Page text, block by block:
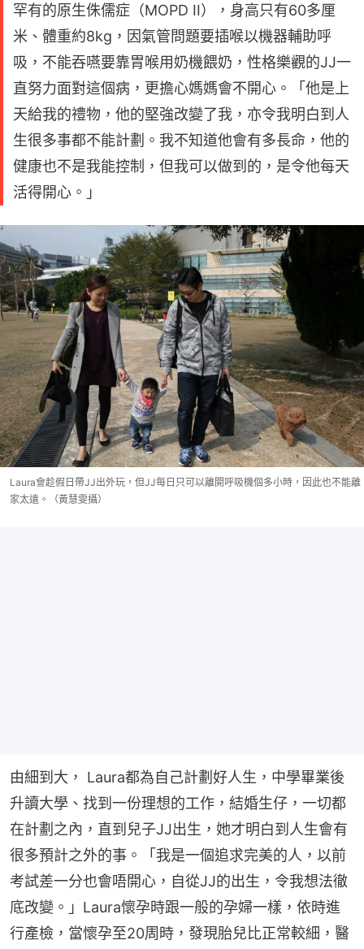
罕有的原生侏儒症（MOPD II），身高只有60多厘
米、體重約8kg，因氣管問題要插喉以機器輔助呼
吸，不能吞嚥要靠胃喉用奶機餵奶，性格樂觀的JJ一
直努力面對這個病，更擔心媽媽會不開心。「他是上
天給我的禮物，他的堅強改變了我，亦令我明白到人
生很多事都不能計劃。我不知道他會有多長命，他的
健康也不是我能控制，但我可以做到的，是令他每天
活得開心。」
Laura會趁假日帶JJ出外玩，但JJ每日只可以離開呼吸機個多小時，因此也不能離
家太遠。（黃慧雯攝）
由細到大， Laura都為自己計劃好人生，中學畢業後
升讀大學、找到一份理想的工作，結婚生仔，一切都
在計劃之內，直到兒子JJ出生，她才明白到人生會有
很多預計之外的事。「我是一個追求完美的人，以前
考試差一分也會唔開心，自從JJ的出生，令我想法徹
底改變。」Laura懷孕時跟一般的孕婦一樣，依時進
行產檢，當懷孕至20周時，發現胎兒比正常較細，醫